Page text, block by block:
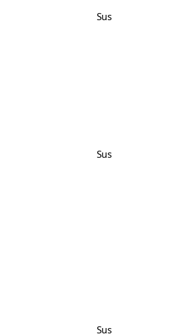
Sus
Sus
Sus